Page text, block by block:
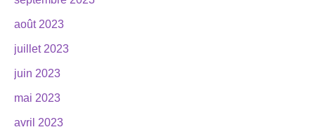
août 2023
juillet 2023
juin 2023
mai 2023
avril 2023